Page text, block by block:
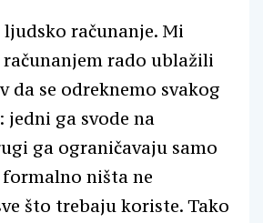
računanje. Mi
rado ublažili
da se odreknemo svakog
jedni ga svode na
ga ograničavaju samo
ništa ne
što trebaju koriste. Tako